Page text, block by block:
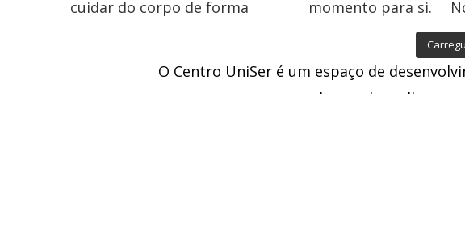
O Centro UniSer é um espaço de
busca da melhor